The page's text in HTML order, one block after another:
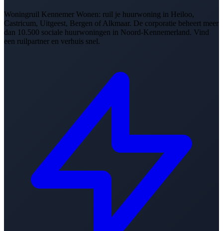
Woningruil Kennemer Wonen: ruil je huurwoning in Heiloo,
Castricum, Uitgeest, Bergen of Alkmaar. De corporatie beheert meer
dan 10.500 sociale huurwoningen in Noord-Kennemerland. Vind
een ruilpartner en verhuis snel.